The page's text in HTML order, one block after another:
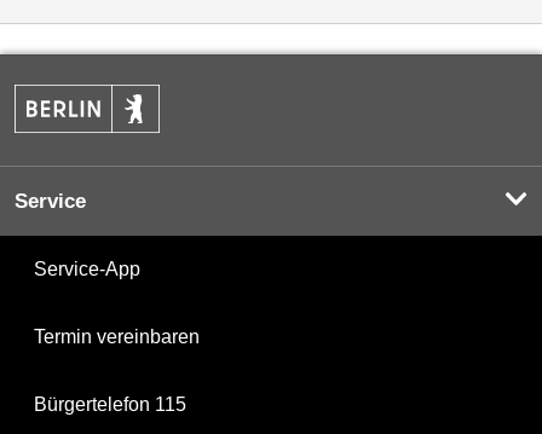
Service
Service-App
Termin vereinbaren
Bürgertelefon 115